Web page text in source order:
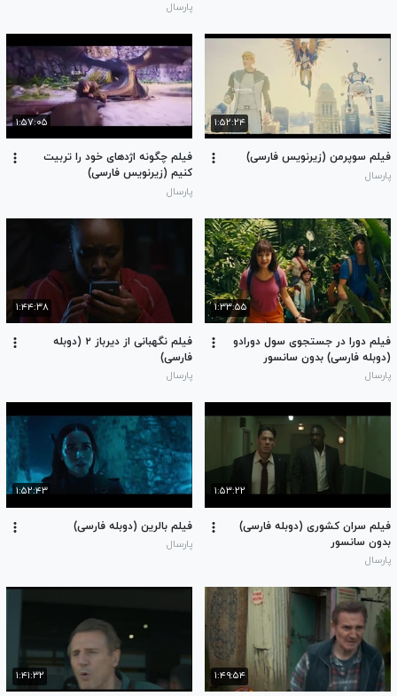
پارسال
۱:۵۲:۲۴
فیلم سوپرمن (زیرنویس فارسی)
پارسال
۱:۵۷:۰۵
فیلم چگونه اژدهای خود را تربیت
کنیم (زیرنویس فارسی)
پارسال
۱:۳۳:۵۵
فیلم دورا در جستجوی سول دورادو
(دوبله فارسی) بدون سانسور
پارسال
۱:۴۴:۳۸
فیلم نگهبانی از دیرباز ۲ (دوبله
فارسی)
پارسال
۱:۵۳:۲۲
فیلم سران کشوری (دوبله فارسی)
بدون سانسور
پارسال
۱:۵۲:۴۳
فیلم بالرین (دوبله فارسی)
پارسال
۱:۴۹:۵۴ ۱:۴۱:۳۲